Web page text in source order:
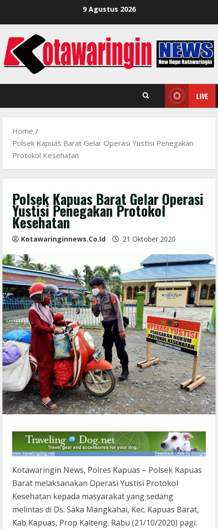
9 Agustus 2026
LIVE
Home
Polsek Kapuas Barat Gelar Operasi Yustisi Penegakan
Protokol Kesehatan
Polsek Kapuas Barat Gelar Operasi
Yustisi Penegakan Protokol
Kesehatan
Kotawaringinnews.co.id 21 Oktober 2020
Kotawaringin News, Polres Kapuas – Polsek Kapuas
Barat melaksanakan Operasi Yustisi Protokol
Kesehatan kepada masyarakat yang sedang
melintas di Ds. Saka Mangkahai, Kec. Kapuas Barat,
Kab Kapuas, Prop Kalteng. Rabu (21/10/2020) pagi.